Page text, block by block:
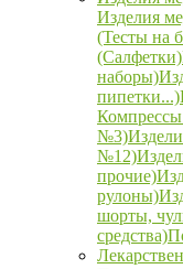
Изделия
(Тесты на
(Салфетки)
наборы)
пипетки...)
№3)
№12)
прочие)
рулоны)
шорты,
средства)